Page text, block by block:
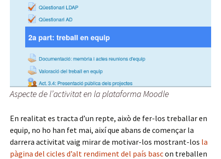
Aspecte de l’activitat en la plataforma Moodle
En realitat es tracta d’un repte, això de fer-los treballar en
equip, no ho han fet mai, així que abans de començar la
darrera activitat vaig mirar de motivar-los mostrant-los la
pàgina del cicles d’alt rendiment del país bascon treballen